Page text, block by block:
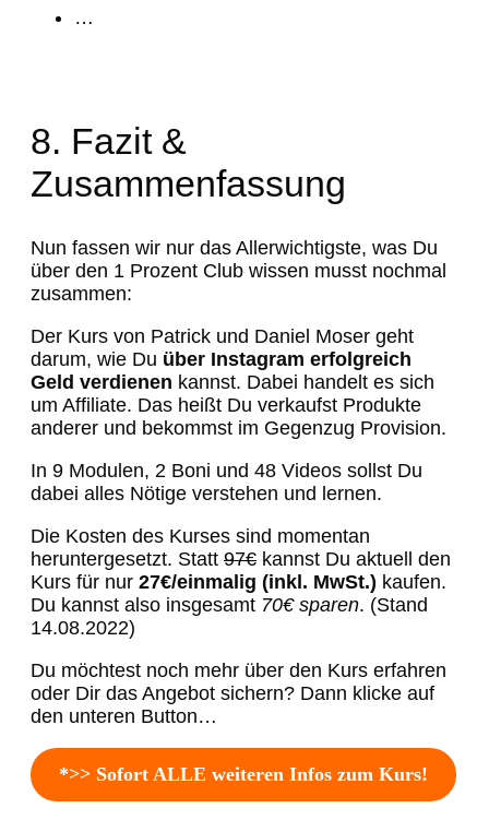
…
8. Fazit &
Zusammenfassung
Nun fassen wir nur das Allerwichtigste, was Du
über den 1 Prozent Club wissen musst nochmal
zusammen:
Der Kurs von Patrick und Daniel Moser geht
darum, wie Du über Instagram erfolgreich
Geld verdienen kannst. Dabei handelt es sich
um Affiliate. Das heißt Du verkaufst Produkte
anderer und bekommst im Gegenzug Provision.
In 9 Modulen, 2 Boni und 48 Videos sollst Du
dabei alles Nötige verstehen und lernen.
Die Kosten des Kurses sind momentan
heruntergesetzt. Statt 97€ kannst Du aktuell den
Kurs für nur 27€/einmalig (inkl. MwSt.) kaufen.
Du kannst also insgesamt 70€ sparen. (Stand
14.08.2022)
Du möchtest noch mehr über den Kurs erfahren
oder Dir das Angebot sichern? Dann klicke auf
den unteren Button…
*>> Sofort ALLE weiteren Infos zum Kurs!